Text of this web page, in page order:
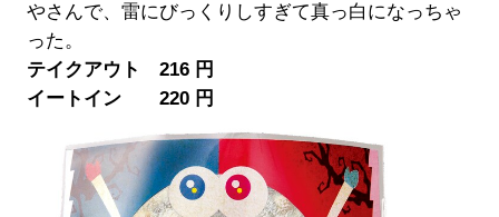
やさんで、雷にびっくりしすぎて真っ白になっちゃ
った。
テイクアウト 216 円
イートイン 220 円